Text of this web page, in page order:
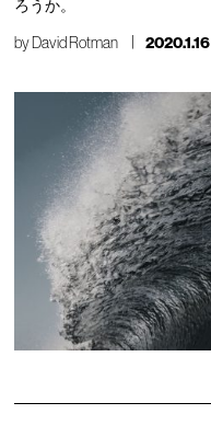
ろうか。
byDavid Rotman 2020.1.16